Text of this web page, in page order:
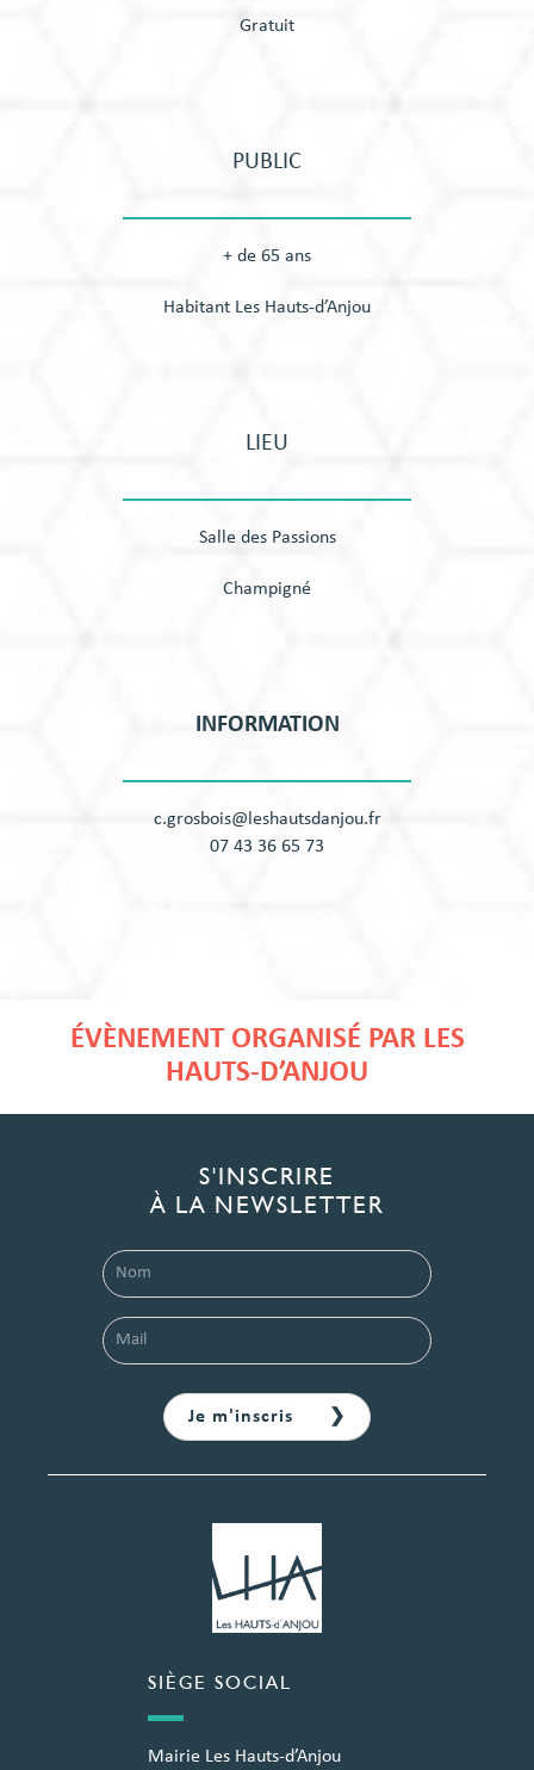
Gratuit
PUBLIC
+ de 65 ans
Habitant Les Hauts-d’Anjou
LIEU
Salle des Passions
Champigné
INFORMATION
c.grosbois@leshautsdanjou.fr
07 43 36 65 73
ÉVÈNEMENT ORGANISÉ PAR LES
HAUTS-D’ANJOU
S'INSCRIRE
À LA NEWSLETTER
SIÈGE SOCIAL
Mairie Les Hauts-d’Anjou